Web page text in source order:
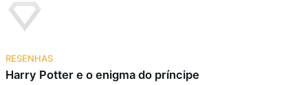
RESENHAS
Harry Potter e o enigma do príncipe